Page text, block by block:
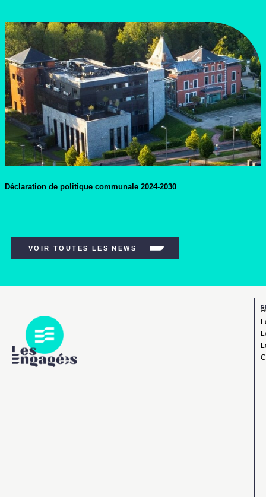
Déclaration de politique communale 2024-2030
VOIR TOUTES LES NEWS